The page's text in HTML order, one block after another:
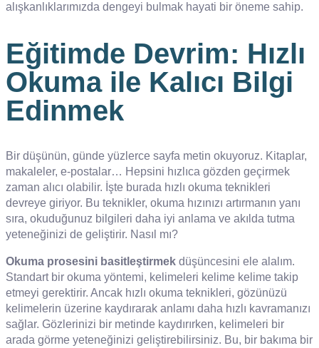
alışkanlıklarımızda dengeyi bulmak hayati bir öneme sahip.
Eğitimde Devrim: Hızlı
Okuma ile Kalıcı Bilgi
Edinmek
Bir düşünün, günde yüzlerce sayfa metin okuyoruz. Kitaplar,
makaleler, e-postalar… Hepsini hızlıca gözden geçirmek
zaman alıcı olabilir. İşte burada hızlı okuma teknikleri
devreye giriyor. Bu teknikler, okuma hızınızı artırmanın yanı
sıra, okuduğunuz bilgileri daha iyi anlama ve akılda tutma
yeteneğinizi de geliştirir. Nasıl mı?
Okuma prosesini basitleştirmek düşüncesini ele alalım.
Standart bir okuma yöntemi, kelimeleri kelime kelime takip
etmeyi gerektirir. Ancak hızlı okuma teknikleri, gözünüzü
kelimelerin üzerine kaydırarak anlamı daha hızlı kavramanızı
sağlar. Gözlerinizi bir metinde kaydırırken, kelimeleri bir
arada görme yeteneğinizi geliştirebilirsiniz. Bu, bir bakıma bir